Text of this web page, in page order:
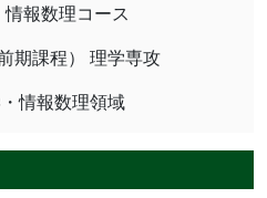
報数理コース
期課程） 理学専攻
情報数理領域